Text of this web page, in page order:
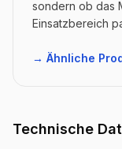
sondern ob das
Einsatzbereich
→ Ähnliche
Technische